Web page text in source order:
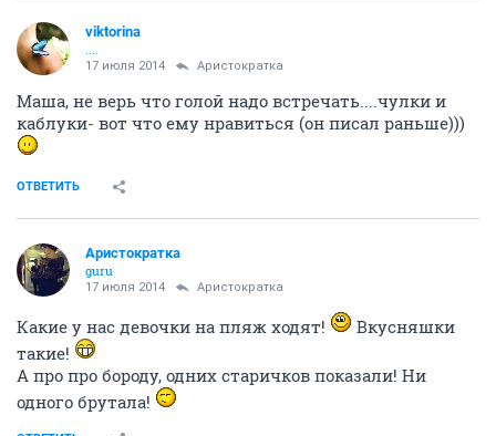
viktorina
17 июля 2014 Аристократка
Маша, не верь что голой надо встречать....чулки и
каблуки- вот что ему нравиться (он писал раньше)))
ОТВЕТИТЬ
Аристократка
guru
17 июля 2014 Аристократка
Какие у нас девочки на пляж ходят!
Вкусняшки
такие!
А про про бороду, одних старичков показали! Ни
одного брутала!